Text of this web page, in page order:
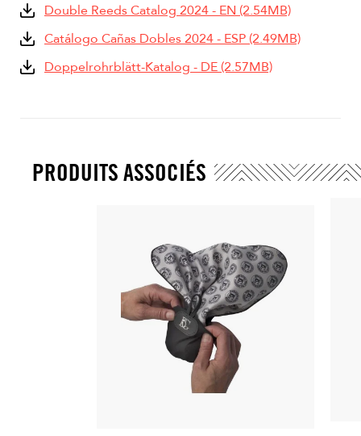
Double Reeds Catalog 2024 - EN (2.54MB)
Catálogo Cañas Dobles 2024 - ESP (2.49MB)
Doppelrohrblätt-Katalog - DE (2.57MB)
PRODUITS ASSOCIÉS